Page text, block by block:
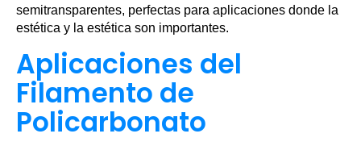
semitransparentes, perfectas para aplicaciones donde la
estética y la estética son importantes.
Aplicaciones del
Filamento de
Policarbonato